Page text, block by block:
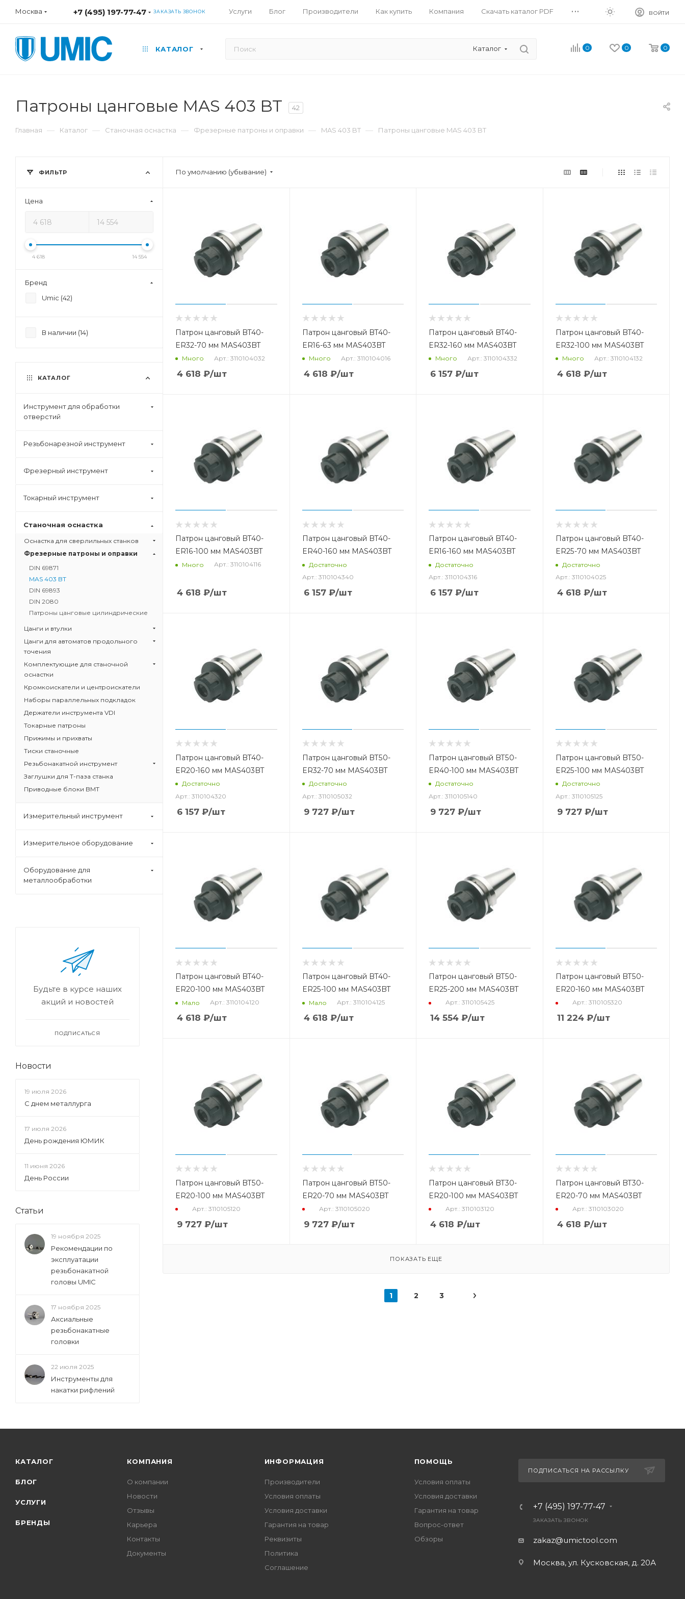
Москва +7 (495) 197-77-47 ЗАКАЗАТЬ ЗВОНОК Услуги Блог Производители Как купить Компания Скачать каталог PDF ... ВОЙТИ
КАТАЛОГ Каталог 0 0 0
Патроны цанговые MAS 403 BT 42
Главная — Каталог — Станочная оснастка — Фрезерные патроны и оправки — MAS 403 BT — Патроны цанговые MAS 403 BT
По умолчанию (убывание)
Патрон цанговый BT40-
ER32-70 мм MAS403BT
Много Арт.: 3110104032
4 618 ₽/шт
Патрон цанговый BT40-
ER16-63 мм MAS403BT
Много Арт.: 3110104016
4 618 ₽/шт
Патрон цанговый BT40-
ER32-160 мм MAS403BT
Много Арт.: 3110104332
6 157 ₽/шт
Патрон цанговый BT40-
ER32-100 мм MAS403BT
Много Арт.: 3110104132
4 618 ₽/шт
Патрон цанговый BT40-
ER16-100 мм MAS403BT
Много Арт.: 3110104116
4 618 ₽/шт
Патрон цанговый BT40-
ER40-160 мм MAS403BT
Достаточно
Арт.: 3110104340
6 157₽/шт
Патрон цанговый BT40-
ER16-160 мм MAS403BT
Достаточно
Арт.: 3110104316
6 157 ₽/шт
Патрон цанговый BT40-
ER25-70 мм MAS403BT
Достаточно
Арт.: 3110104025
4 618 ₽/шт
Патрон цанговый BT40-
ER20-160 мм MAS403BT
Достаточно
Арт.: 3110104320
6 157 ₽/шт
Патрон цанговый BT50-
ER32-70 мм MAS403BT
Достаточно
Арт.: 3110105032
9 727₽/шт
Патрон цанговый BT50-
ER40-100 мм MAS403BT
Достаточно
Арт.: 3110105140
9 727 ₽/шт
Патрон цанговый BT50-
ER25-100 мм MAS403BT
Достаточно
Арт.: 3110105125
9 727₽/шт
Патрон цанговый BT40-
ER20-100 мм MAS403BT
Мало Арт.: 3110104120
4 618 ₽/шт
Патрон цанговый BT40-
ER25-100 мм MAS403BT
Мало Арт.: 3110104125
4 618 ₽/шт
Патрон цанговый BT50-
ER25-200 мм MAS403BT
Арт.: 3110105425
14 554 ₽/шт
Патрон цанговый BT50-
ER20-160 мм MAS403BT
Арт.: 3110105320
11 224₽/шт
Патрон цанговый BT50-
ER20-100 мм MAS403BT
Арт.: 3110105120
9 727 ₽/шт
Патрон цанговый BT50-
ER20-70 мм MAS403BT
Арт.: 3110105020
9 727₽/шт
Патрон цанговый BT30-
ER20-100 мм MAS403BT
Арт.: 3110103120
4 618 ₽/шт
Патрон цанговый BT30-
ER20-70 мм MAS403BT
Арт.: 3110103020
4 618 ₽/шт
ПОКАЗАТЬ ЕЩЕ
1 2 3
ФИЛЬТР
Цена
4 618 14 554
Бренд
Umic (42)
В наличии (14)
КАТАЛОГ
Инструмент для обработки
отверстий
Резьбонарезной инструмент
Фрезерный инструмент
Токарный инструмент
Станочная оснастка
Оснастка для сверлильных станков
Фрезерные патроны и оправки
DIN 69871
MAS 403 BT
DIN 69893
DIN 2080
Патроны цанговые цилиндрические
Цанги и втулки
Цанги для автоматов продольного
точения
Комплектующие для станочной
оснастки
Кромкоискатели и центроискатели
Наборы параллельных подкладок
Держатели инструмента VDI
Токарные патроны
Прижимы и прихваты
Тиски станочные
Резьбонакатной инструмент
Заглушки для Т-паза станка
Приводные блоки BMT
Измерительный инструмент
Измерительное оборудование
Оборудование для
металлообработки
Будьте в курсе наших
акций и новостей
ПОДПИСАТЬСЯ
Новости
19 июля 2026
С днем металлурга
17 июля 2026
День рождения ЮМИК
11 июня 2026
День России
Статьи
19 ноября 2025
Рекомендации по
эксплуатации
резьбонакатной
головы UMIC
17 ноября 2025
Аксиальные
резьбонакатные
головки
22 июля 2025
Инструменты для
накатки рифлений
КАТАЛОГ
БЛОГ
УСЛУГИ
БРЕНДЫ
КОМПАНИЯ
О компании
Новости
Отзывы
Карьера
Контакты
Документы
ИНФОРМАЦИЯ
Производители
Условия оплаты
Условия доставки
Гарантия на товар
Реквизиты
Политика
Соглашение
ПОМОЩЬ
Условия оплаты
Условия доставки
Гарантия на товар
Вопрос-ответ
Обзоры
ПОДПИСАТЬСЯ НА РАССЫЛКУ
+7 (495) 197-77-47
ЗАКАЗАТЬ ЗВОНОК
zakaz@umictool.com
Москва, ул. Кусковская, д. 20А